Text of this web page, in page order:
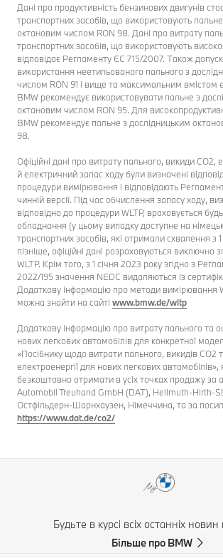
Дані про продуктивність бензинових двигунів
транспортних засобів, що використовують
октановим числом RON 98. Дані про витрату
транспортних засобів, що використовують
відповідає Регламенту ЄС 715/2007. Також
використання неетильованого пального з
числом RON 91 і вище та максимальним вмістом
BMW рекомендує використовувати пальне з
октановим числом RON 95. Для
BMW рекомендує пальне з дослідницьким
98.
Офіційні дані про витрату пального, викиди
й електричний запас ходу були визначені
процедури вимірювання і відповідають
чинній версії. Під час обчислення запасу ходу,
відповідно до процедури WLTP, враховується
обладнання (у цьому випадку доступне на
транспортних засобів, які отримали схвалення з
пізніше, офіційні дані розраховуються виключно
WLTP. Крім того, з 1 січня 2023 року згідно з
2022/195 значення NEDC видаляються із
Додаткову інформацію про методи вимірювання
можна знайти на сайті www.bmw.de/wltp
Додаткову інформацію про витрату пального та
нових легкових автомобілів для конкретної
«Посібнику щодо витрати пального, викидів CO2
електроенергії для нових легкових
безкоштовно отримати в усіх точках продажу за
Automobil Treuhand GmbH (DAT), Hellmuth-Hirth-
Остфільдерн-Шарнхаузен, Німеччина, та за
https://www.dat.de/co2/
Будьте в курсі всіх останніх новин
Більше про BMW